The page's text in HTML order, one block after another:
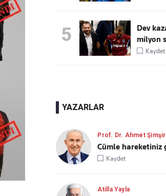
5
Dev
milyon
Kaydet
YAZARLAR
Prof. Dr. Ahmet
Cümle hareketiniz
Kaydet
Atilla Yayla